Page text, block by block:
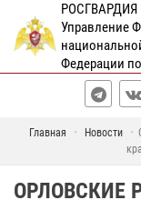
РОСГВАРДИЯ
Управление
Федерации
Главная Новости
ОРЛОВСКИЕ